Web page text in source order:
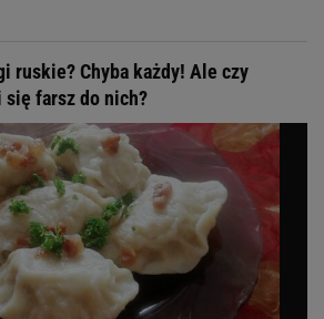
ruskie? Chyba każdy! Ale czy
farsz do nich?